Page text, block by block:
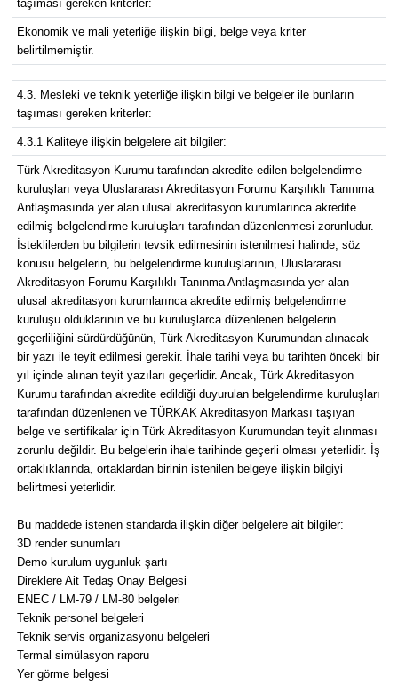
taşıması gereken kriterler:
Ekonomik ve mali yeterliğe ilişkin bilgi, belge veya kriter
belirtilmemiştir.
4.3. Mesleki ve teknik yeterliğe ilişkin bilgi ve belgeler ile bunların
taşıması gereken kriterler:
4.3.1 Kaliteye ilişkin belgelere ait bilgiler:
Türk Akreditasyon Kurumu tarafından akredite edilen belgelendirme
kuruluşları veya Uluslararası Akreditasyon Forumu Karşılıklı Tanınma
Antlaşmasında yer alan ulusal akreditasyon kurumlarınca akredite
edilmiş belgelendirme kuruluşları tarafından düzenlenmesi zorunludur.
İsteklilerden bu bilgilerin tevsik edilmesinin istenilmesi halinde, söz
konusu belgelerin, bu belgelendirme kuruluşlarının, Uluslararası
Akreditasyon Forumu Karşılıklı Tanınma Antlaşmasında yer alan
ulusal akreditasyon kurumlarınca akredite edilmiş belgelendirme
kuruluşu olduklarının ve bu kuruluşlarca düzenlenen belgelerin
geçerliliğini sürdürdüğünün, Türk Akreditasyon Kurumundan alınacak
bir yazı ile teyit edilmesi gerekir. İhale tarihi veya bu tarihten önceki bir
yıl içinde alınan teyit yazıları geçerlidir. Ancak, Türk Akreditasyon
Kurumu tarafından akredite edildiği duyurulan belgelendirme kuruluşları
tarafından düzenlenen ve TÜRKAK Akreditasyon Markası taşıyan
belge ve sertifikalar için Türk Akreditasyon Kurumundan teyit alınması
zorunlu değildir. Bu belgelerin ihale tarihinde geçerli olması yeterlidir. İş
ortaklıklarında, ortaklardan birinin istenilen belgeye ilişkin bilgiyi
belirtmesi yeterlidir.
Bu maddede istenen standarda ilişkin diğer belgelere ait bilgiler:
3D render sunumları
Demo kurulum uygunluk şartı
Direklere Ait Tedaş Onay Belgesi
ENEC / LM-79 / LM-80 belgeleri
Teknik personel belgeleri
Teknik servis organizasyonu belgeleri
Termal simülasyon raporu
Yer görme belgesi